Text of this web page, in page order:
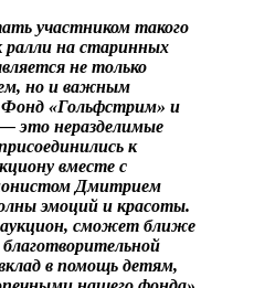
участником такого
ралли на старинных
не только
но и важным
«Гольфстрим» и
это неразделимые
к
вместе с
Дмитрием
эмоций и красоты.
сможет ближе
в помощь детям,